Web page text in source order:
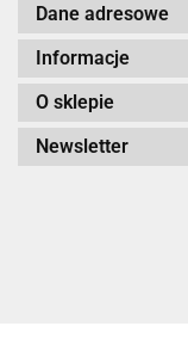
Dane adresowe
Informacje
O sklepie
Newsletter